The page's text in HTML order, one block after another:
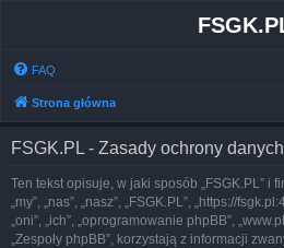
FAQ
Strona główna
FSGK.PL - Zasady ochrony
Ten tekst opisuje, w jaki sposób „FSGK.PL” i
„my”, „nas”, „nasz”, „FSGK.PL”, „https://
„oni”, „ich”, „oprogramowanie phpBB”,
„Zespoły phpBB”, korzystają z informacji